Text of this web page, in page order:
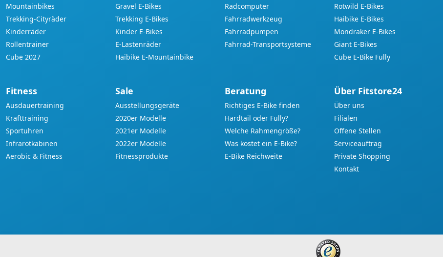
Mountainbikes
Trekking-Cityräder
Kinderräder
Rollentrainer
Cube 2027
Gravel E-Bikes
Trekking E-Bikes
Kinder E-Bikes
E-Lastenräder
Haibike E-Mountainbike
Radcomputer
Fahrradwerkzeug
Fahrradpumpen
Fahrrad-Transportsysteme
Rotwild E-Bikes
Haibike E-Bikes
Mondraker E-Bikes
Giant E-Bikes
Cube E-Bike Fully
Fitness
Ausdauertraining
Krafttraining
Sportuhren
Infrarotkabinen
Aerobic & Fitness
Sale
Ausstellungsgeräte
2020er Modelle
2021er Modelle
2022er Modelle
Fitnessprodukte
Beratung
Richtiges E-Bike finden
Hardtail oder Fully?
Welche Rahmengröße?
Was kostet ein E-Bike?
E-Bike Reichweite
Über Fitstore24
Über uns
Filialen
Offene Stellen
Serviceauftrag
Private Shopping
Kontakt